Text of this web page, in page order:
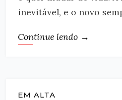
inevitável, e o novo
Continue lendo →
EM ALTA